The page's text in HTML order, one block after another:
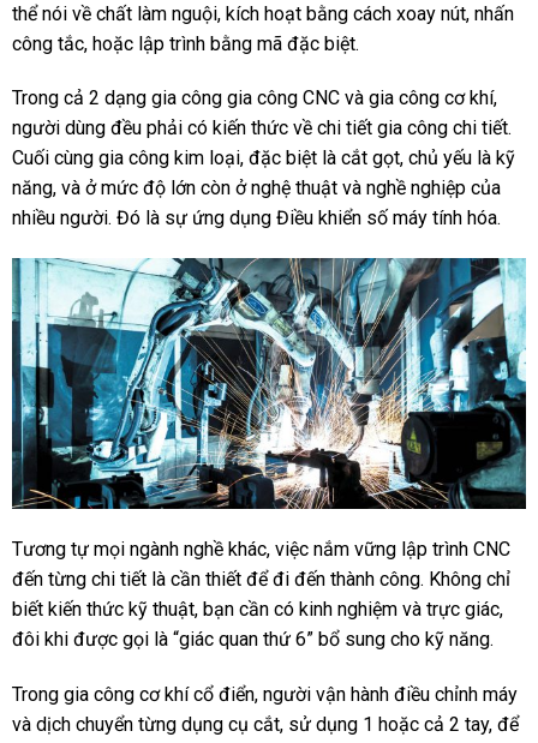
thể nói về chất làm nguội, kích hoạt bằng cách xoay nút, nhấn
công tắc, hoặc lập trình bằng mã đặc biệt.
Trong cả 2 dạng gia công gia công CNC và gia công cơ khí,
người dùng đều phải có kiến thức về chi tiết gia công chi tiết.
Cuối cùng gia công kim loại, đặc biệt là cắt gọt, chủ yếu là kỹ
năng, và ở mức độ lớn còn ở nghệ thuật và nghề nghiệp của
nhiều người. Đó là sự ứng dụng Điều khiển số máy tính hóa.
Tương tự mọi ngành nghề khác, việc nắm vững lập trình CNC
đến từng chi tiết là cần thiết để đi đến thành công. Không chỉ
biết kiến thức kỹ thuật, bạn cần có kinh nghiệm và trực giác,
đôi khi được gọi là “giác quan thứ 6” bổ sung cho kỹ năng.
Trong gia công cơ khí cổ điển, người vận hành điều chỉnh máy
và dịch chuyển từng dụng cụ cắt, sử dụng 1 hoặc cả 2 tay, để